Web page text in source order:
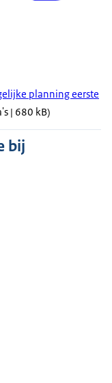
planning eerste
| 680 kB)
bij